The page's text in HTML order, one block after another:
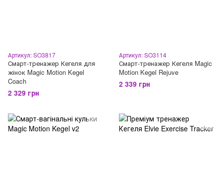
Артикул: SO3817
Смарт-тренажер Кегеля для
жінок Magic Motion Kegel
Coach
2 329 грн
Артикул: SO3114
Смарт-тренажер Кегеля Magic
Motion Kegel Rejuve
2 339 грн